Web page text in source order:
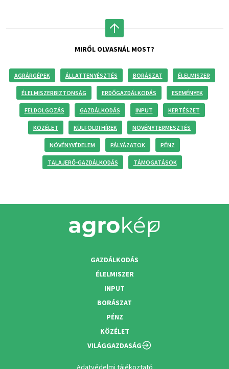
MIRŐL OLVASNÁL MOST?
AGRÁRGÉPEK ÁLLATTENYÉSZTÉS BORÁSZAT ÉLELMISZER
ÉLELMISZERBIZTONSÁG ERDŐGAZDÁLKODÁS ESEMÉNYEK
FELDOLGOZÁS GAZDÁLKODÁS INPUT KERTÉSZET
KÖZÉLET KÜLFÖLDI HÍREK NÖVÉNYTERMESZTÉS
NÖVÉNYVÉDELEM PÁLYÁZATOK PÉNZ
TALAJERŐ-GAZDÁLKODÁS TÁMOGATÁSOK
GAZDÁLKODÁS
ÉLELMISZER
INPUT
BORÁSZAT
PÉNZ
KÖZÉLET
VILÁGGAZDASÁG
Adatvédelmi tájékoztató